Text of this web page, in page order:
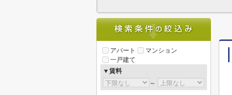
アパート
マンション
一戸建て
▼賃料
～